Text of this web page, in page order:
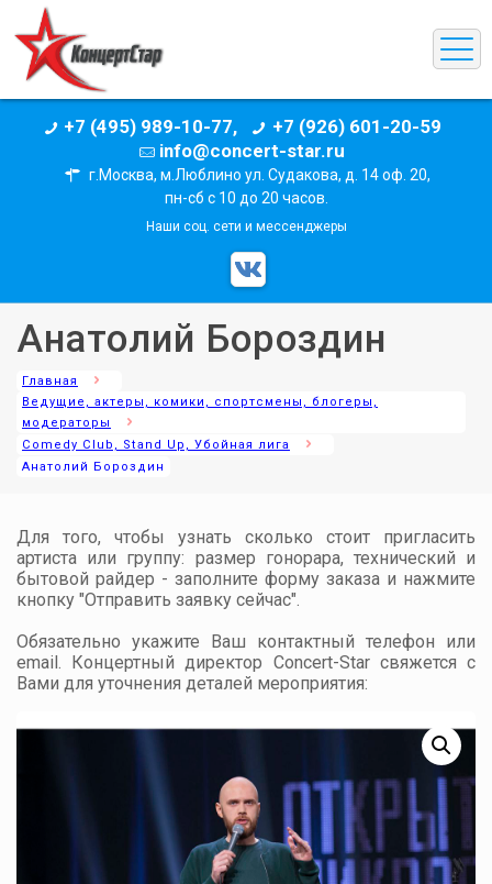
+7 (495) 989-10-77,
+7 (926) 601-20-59
info@concert-star.ru
г.Москва, м.Люблино ул. Судакова, д. 14 оф. 20,
пн-сб с 10 до 20 часов.
Наши соц. сети и мессенджеры
Анатолий Бороздин
Главная
Ведущие, актеры, комики, спортсмены, блогеры,
модераторы
Comedy Club, Stand Up, Убойная лига
Анатолий Бороздин
Для того, чтобы узнать сколько стоит пригласить
артиста или группу: размер гонорара, технический и
бытовой райдер - заполните форму заказа и нажмите
кнопку "Отправить заявку сейчас".
Обязательно укажите Ваш контактный телефон или
email. Концертный директор Concert-Star свяжется с
Вами для уточнения деталей мероприятия: